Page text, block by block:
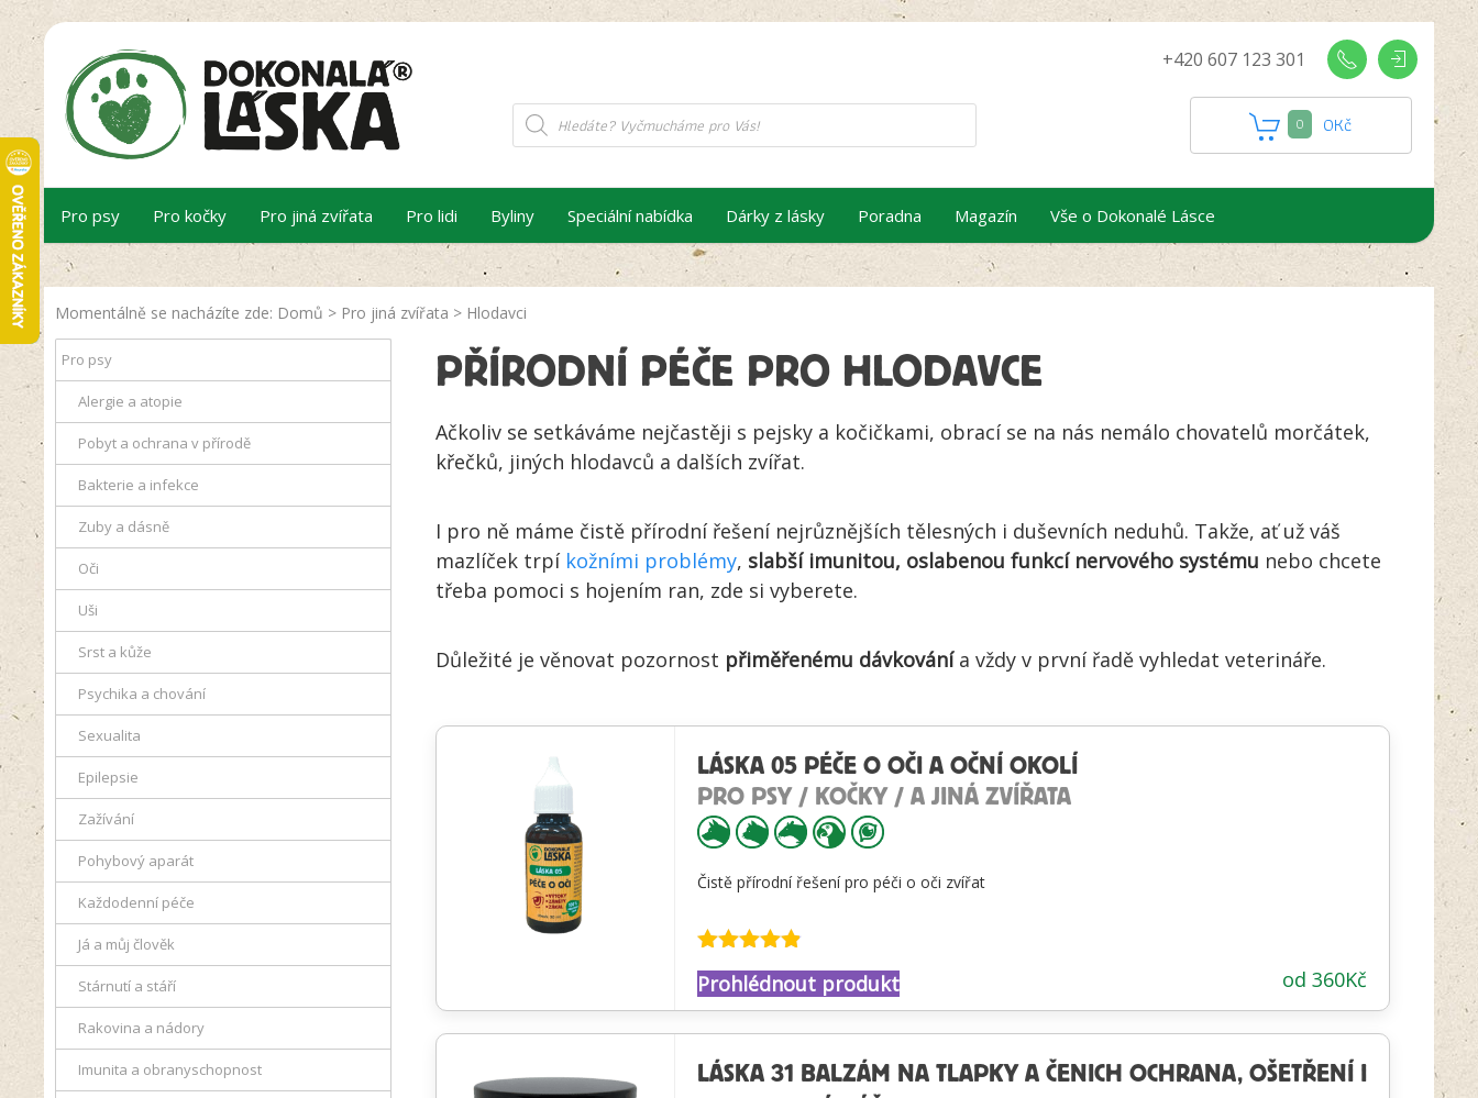
+420 607 123 301
Products
search 0 0Kč
Pro psy Pro kočky Pro jiná zvířata Pro lidi Byliny Speciální nabídka Dárky z lásky Poradna Magazín Vše o Dokonalé Lásce
Momentálně se nacházíte zde: Domů > Pro jiná zvířata > Hlodavci
Pro psy
Alergie a atopie
Pobyt a ochrana v přírodě
Bakterie a infekce
Zuby a dásně
Oči
Uši
Srst a kůže
Psychika a chování
Sexualita
Epilepsie
Zažívání
Pohybový aparát
Každodenní péče
Já a můj člověk
Stárnutí a stáří
Rakovina a nádory
Imunita a obranyschopnost
PŘÍRODNÍ PÉČE PRO HLODAVCE
Ačkoliv se setkáváme nejčastěji s pejsky a kočičkami, obrací se na nás nemálo chovatelů morčátek,
křečků, jiných hlodavců a dalších zvířat.
I pro ně máme čistě přírodní řešení nejrůznějších tělesných i duševních neduhů. Takže, ať už váš
mazlíček trpí kožními problémy, slabší imunitou, oslabenou funkcí nervového systému nebo chcete
třeba pomoci s hojením ran, zde si vyberete.
Důležité je věnovat pozornost přiměřenému dávkovánía vždy v první řadě vyhledat veterináře.
LÁSKA 05 PÉČE O OČI A OČNÍ OKOLÍ
PRO PSY / KOČKY / A JINÁ ZVÍŘATA
Čistě přírodní řešení pro péči o oči zvířat
Hodnocení
4.81z 5 od 360Kč
Prohlédnout produkt
LÁSKA 31 BALZÁM NA TLAPKY A ČENICH OCHRANA, OŠETŘENÍ I